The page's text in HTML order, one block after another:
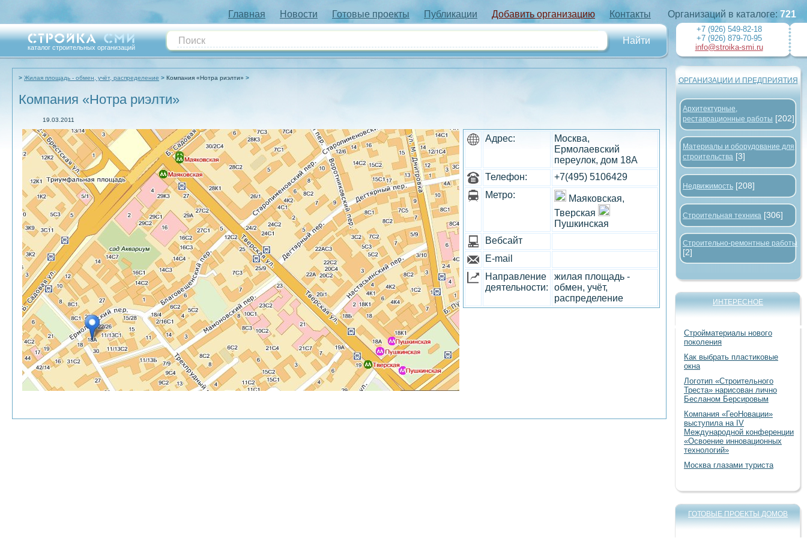
Главная Новости Готовые проекты Публикации Добавить организацию Контакты
каталог строительных организаций
Жилая площадь - обмен, учёт, распределение Компания «Нотра риэлти»
Компания «Нотра риэлти»
19.03.2011
Адрес:
Москва,
Ермолаевский
переулок, дом 18А
Телефон:
+7(495) 5106429
Метро:
Маяковская,
Тверская
Пушкинская
Вебсайт
E-mail
Направление
деятельности:
жилая площадь -
обмен, учёт,
распределение
Организаций в каталоге: 721
+7 (926) 549-82-18
+7 (926) 879-70-95
info@stroika-smi.ru
ОРГАНИЗАЦИИ И ПРЕДПРИЯТИЯ
Архитектурные,
реставрационные работы [202]
Материалы и оборудование для
строительства [3]
Недвижимость [208]
Строительная техника [306]
Строительно-ремонтные работы
[2]
ИНТЕРЕСНОЕ
Стройматериалы нового
поколения
Как выбрать пластиковые
окна
Логотип «Строительного
Треста» нарисован лично
Бесланом Берсировым
Компания «ГеоНовации»
выступила на IV
Международной конференции
«Освоение инновационных
технологий»
Москва глазами туриста
ГОТОВЫЕ ПРОЕКТЫ ДОМОВ